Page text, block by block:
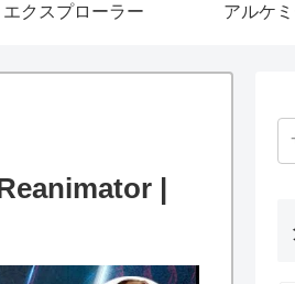
エクスプローラー アルケ
|